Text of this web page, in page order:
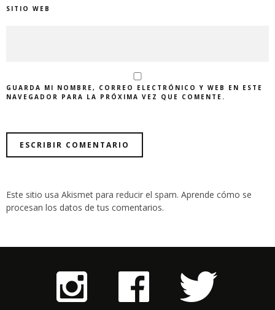
SITIO WEB
GUARDA MI NOMBRE, CORREO ELECTRÓNICO Y WEB EN ESTE
NAVEGADOR PARA LA PRÓXIMA VEZ QUE COMENTE.
Este sitio usa Akismet para reducir el spam. Aprende cómo se
procesan los datos de tus comentarios.